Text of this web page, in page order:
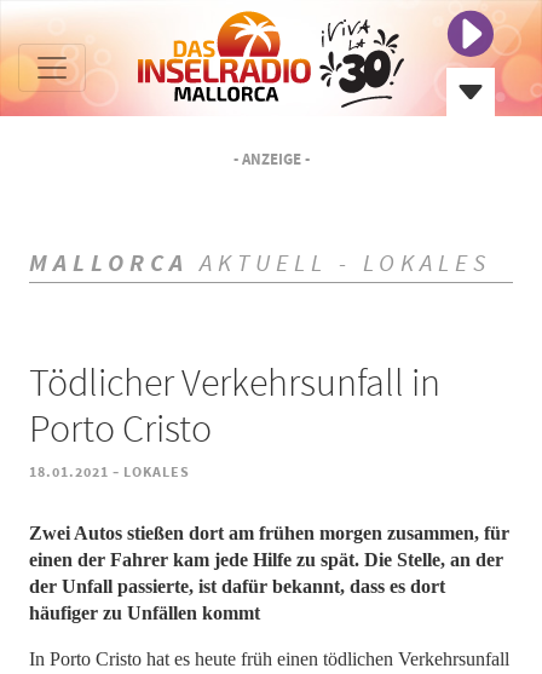
- ANZEIGE -
MALLORCA AKTUELL - LOKALES
Tödlicher Verkehrsunfall in
Porto Cristo
18.01.2021 - LOKALES
Zwei Autos stießen dort am frühen morgen zusammen, für
einen der Fahrer kam jede Hilfe zu spät. Die Stelle, an der
der Unfall passierte, ist dafür bekannt, dass es dort
häufiger zu Unfällen kommt
In Porto Cristo hat es heute früh einen tödlichen Verkehrsunfall